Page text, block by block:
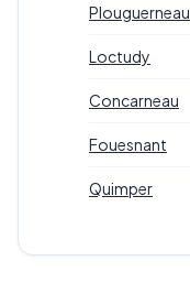
Plouguerneau
Loctudy
Concarneau
Fouesnant
Quimper